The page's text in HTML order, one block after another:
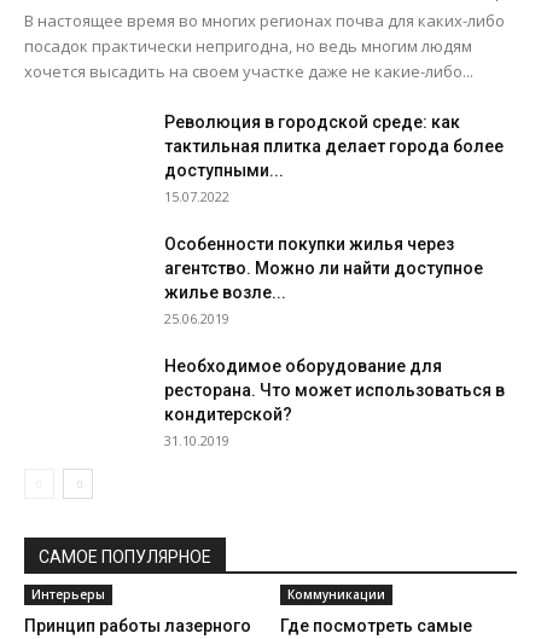
В настоящее время во многих регионах почва для каких-либо
посадок практически непригодна, но ведь многим людям
хочется высадить на своем участке даже не какие-либо...
Революция в городской среде: как
тактильная плитка делает города более
доступными...
15.07.2022
Особенности покупки жилья через
агентство. Можно ли найти доступное
жилье возле...
25.06.2019
Необходимое оборудование для
ресторана. Что может использоваться в
кондитерской?
31.10.2019
САМОЕ ПОПУЛЯРНОЕ
Интерьеры
Принцип работы лазерного
Коммуникации
Где посмотреть самые